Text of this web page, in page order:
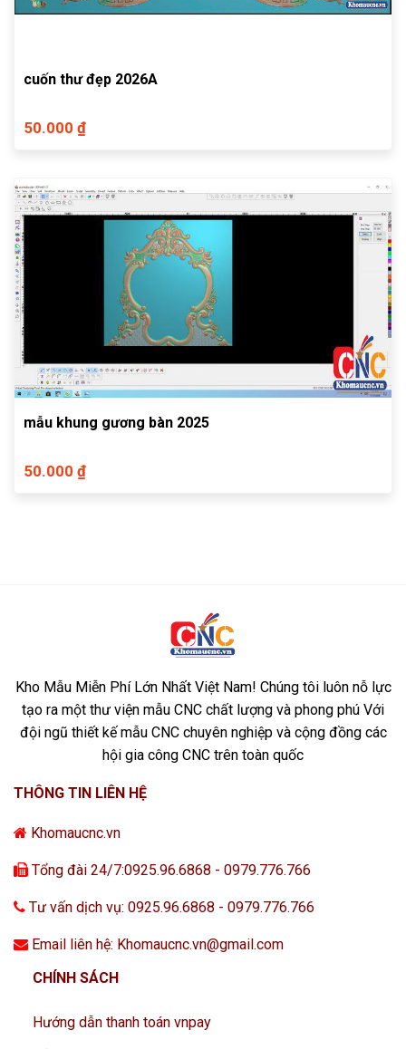
cuốn thư đẹp 2026A
50.000 ₫
mẫu khung gương bàn 2025
50.000 ₫
Kho Mẫu Miễn Phí Lớn Nhất Việt Nam! Chúng tôi luôn nỗ lực
tạo ra một thư viện mẫu CNC chất lượng và phong phú Với
đội ngũ thiết kế mẫu CNC chuyên nghiệp và cộng đồng các
hội gia công CNC trên toàn quốc
THÔNG TIN LIÊN HỆ
Khomaucnc.vn
Tổng đài 24/7:0925.96.6868 - 0979.776.766
Tư vấn dịch vụ: 0925.96.6868 - 0979.776.766
Email liên hệ: Khomaucnc.vn@gmail.com
CHÍNH SÁCH
Hướng dẫn thanh toán vnpay